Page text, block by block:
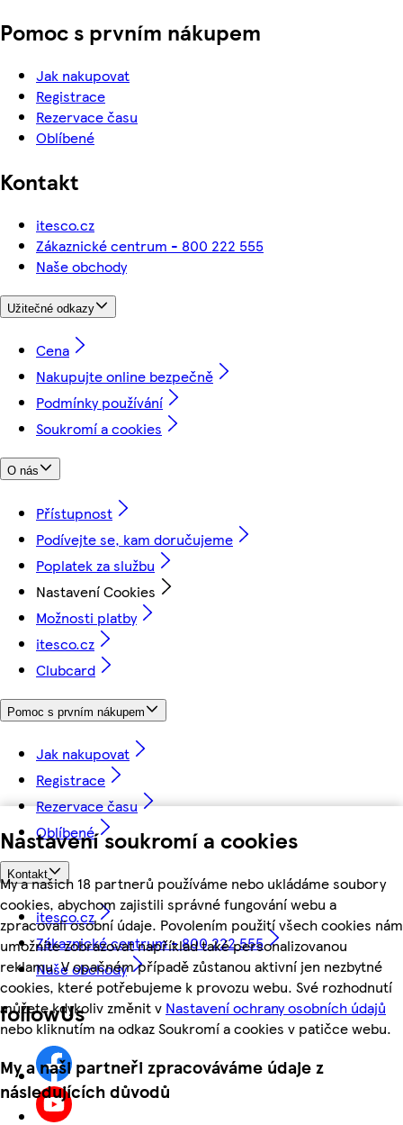
Nastavení soukromí a cookies
My a našich 18 partnerů používáme nebo ukládáme soubory
cookies, abychom zajistili správné fungování webu a
zpracovali osobní údaje. Povolením použití všech cookies nám
umožníte zobrazovat například také personalizovanou
reklamu. V opačném případě zůstanou aktivní jen nezbytné
cookies, které potřebujeme k provozu webu. Své rozhodnutí
můžete kdykoliv změnit v Nastavení ochrany osobních údajů
nebo kliknutím na odkaz Soukromí a cookies v patičce webu.
My a naši partneři zpracováváme údaje z
následujících důvodů
Pomoc s prvním nákupem
Jak nakupovat
Registrace
Rezervace času
Oblíbené
Kontakt
itesco.cz
Zákaznické centrum - 800 222 555
Naše obchody
Užitečné odkazy
Cena
Nakupujte online bezpečně
Podmínky používání
Soukromí a cookies
O nás
Přístupnost
Podívejte se, kam doručujeme
Poplatek za službu
Nastavení Cookies
Možnosti platby
itesco.cz
Clubcard
Pomoc s prvním nákupem
Jak nakupovat
Registrace
Rezervace času
Oblíbené
Kontakt
itesco.cz
Zákaznické centrum - 800 222 555
Naše obchody
followUs